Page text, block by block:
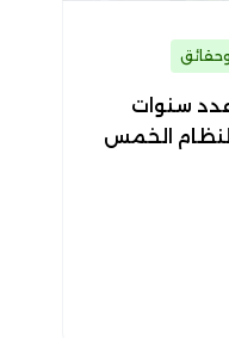
سنوات
لنظام الخمس